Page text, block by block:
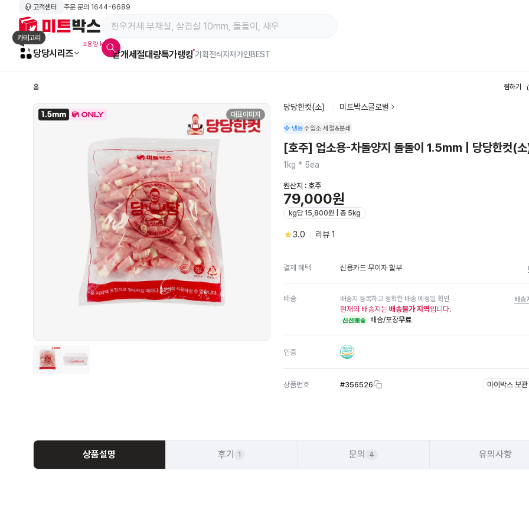
고객센터 주문 문의 1644-6689
메인 페이지 바로가기
카테고리
당당시리즈
소용량 kg육
낱개세절대량특가랭킹알람아이콘
기획전식자재개인BEST
홈 찜하기
1.5mm 대표이미지
당당한컷(소) 미트박스글로벌
냉동수입소 세절&분쇄
[호주] 업소용-차돌양지 돌돌이 1.5mm | 당당한컷(
1kg * 5ea
원산지 : 호주
79,000원
kg당 15,800원 | 총 5kg
3.0 리뷰 1
결제 혜택 신용카드 무이자 할부
배송 배송지 등록하고 정확한 배송 예정일 확인 배송
현재의 배송지는 배송불가 지역입니다.
신선배송 배송/포장무료
인증
상품번호 #356526 마이박스 보
상품설명 후기 1 문의 4 유의사항